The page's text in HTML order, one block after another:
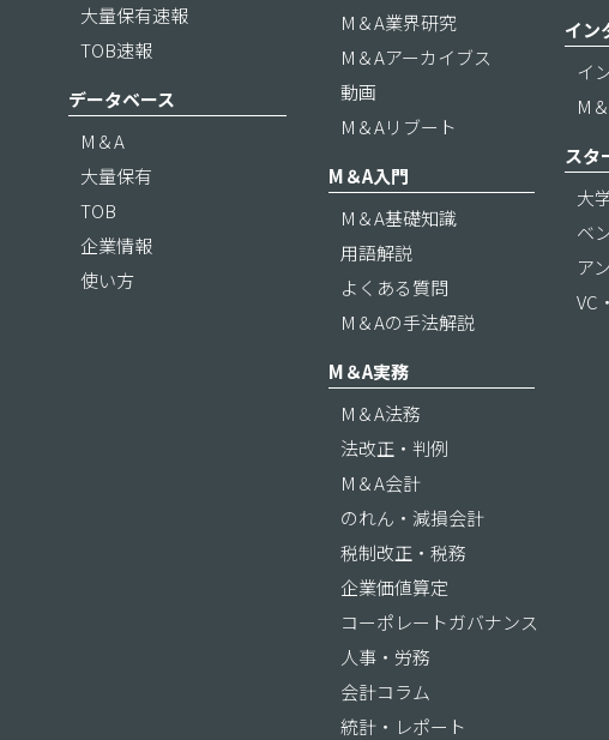
大量保有速報
TOB速報
データベース
M＆A
大量保有
TOB
企業情報
使い方
M＆A業界研究
M＆Aアーカイブス
動画
M＆Aリブート
M＆A入門
M＆A基礎知識
用語解説
よくある質問
M＆Aの手法解説
M＆A実務
M＆A法務
法改正・判例
M＆A会計
のれん・減損会計
税制改正・税務
企業価値算定
コーポレートガバナンス
人事・労務
会計コラム
統計・レポート
イン
イ
M
スタ
大
ベ
ア
VC